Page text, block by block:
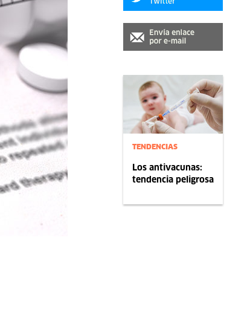
TENDENCIAS
Los antivacunas:
tendencia peligrosa